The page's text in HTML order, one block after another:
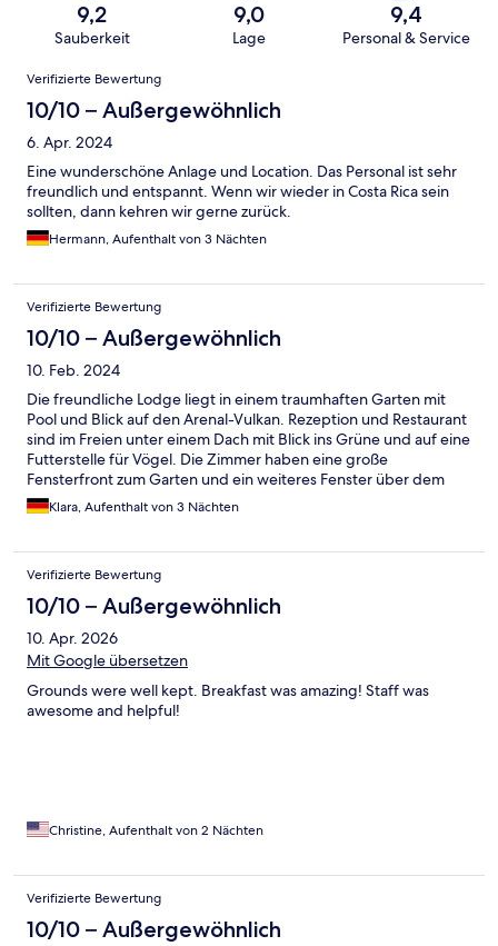
9,2
Sauberkeit
9,0
Lage
9,4
Personal & Service
Bewertungen
Verifizierte Bewertung
10/10 – Außergewöhnlich
6. Apr. 2024
Eine wunderschöne Anlage und Location. Das Personal ist sehr
freundlich und entspannt. Wenn wir wieder in Costa Rica sein
sollten, dann kehren wir gerne zurück.
Hermann, Aufenthalt von 3 Nächten
Verifizierte Bewertung
10/10 – Außergewöhnlich
10. Feb. 2024
Die freundliche Lodge liegt in einem traumhaften Garten mit
Pool und Blick auf den Arenal-Vulkan. Rezeption und Restaurant
sind im Freien unter einem Dach mit Blick ins Grüne und auf eine
Futterstelle für Vögel. Die Zimmer haben eine große
Fensterfront zum Garten und ein weiteres Fenster über dem
Bett. Das Bad ist zweckmäßig. Wir haben nur einen Safe
vermisst. Das Personal ist sehr freundlich und hilfsbereit.
Klara, Aufenthalt von 3 Nächten
Verifizierte Bewertung
10/10 – Außergewöhnlich
10. Apr. 2026
Mit Google übersetzen
Grounds were well kept. Breakfast was amazing! Staff was
awesome and helpful!
Christine, Aufenthalt von 2 Nächten
Verifizierte Bewertung
10/10 – Außergewöhnlich